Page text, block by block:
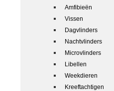
Amfibieën
Vissen
Dagvlinders
Nachtvlinders
Microvlinders
Libellen
Weekdieren
Kreeftachtigen